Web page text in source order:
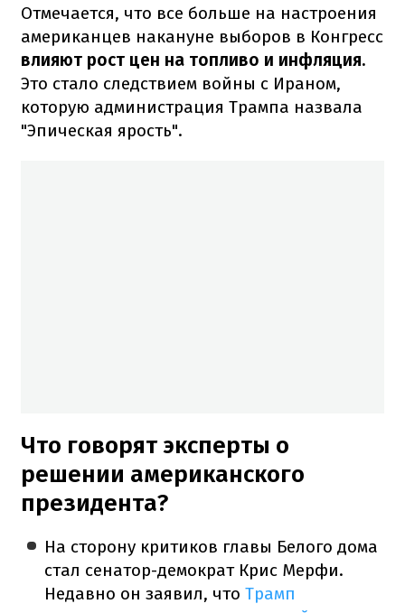
Отмечается, что все больше на настроения
американцев накануне выборов в Конгресс
влияют рост цен на топливо и инфляция.
Это стало следствием войны с Ираном,
которую администрация Трампа назвала
"Эпическая ярость".
Что говорят эксперты о
решении американского
президента?
На сторону критиков главы Белого дома
стал сенатор-демократ Крис Мерфи.
Недавно он заявил, чтоТрамп